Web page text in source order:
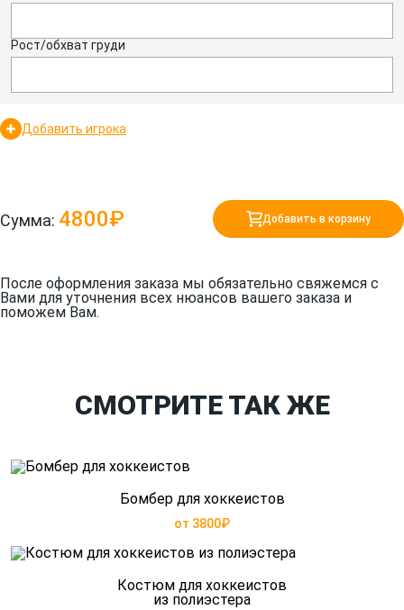
Рост/обхват груди
Добавить игрока
После оформления заказа мы обязательно свяжемся с
Вами для уточнения всех нюансов вашего заказа и
поможем Вам.
Сумма: 4800₽ Добавить в корзину
СМОТРИТЕ ТАК ЖЕ
Бомбер для хоккеистов
от 3800₽
Костюм для хоккеистов
из полиэстера